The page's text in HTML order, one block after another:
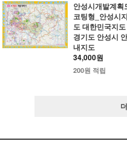
안성시개발계획
코팅형_안성시지
도 대한민국지도
경기도 안성시 안
내지도
34,000원
200원 적립